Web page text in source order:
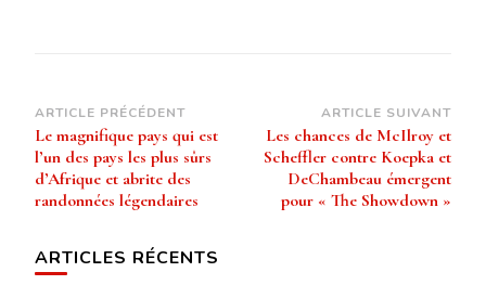
Navigation
d’article
ARTICLE PRÉCÉDENT
Le magnifique pays qui est
l’un des pays les plus sûrs
d’Afrique et abrite des
randonnées légendaires
ARTICLE SUIVANT
Les chances de McIlroy et
Scheffler contre Koepka et
DeChambeau émergent
pour « The Showdown »
ARTICLES RÉCENTS